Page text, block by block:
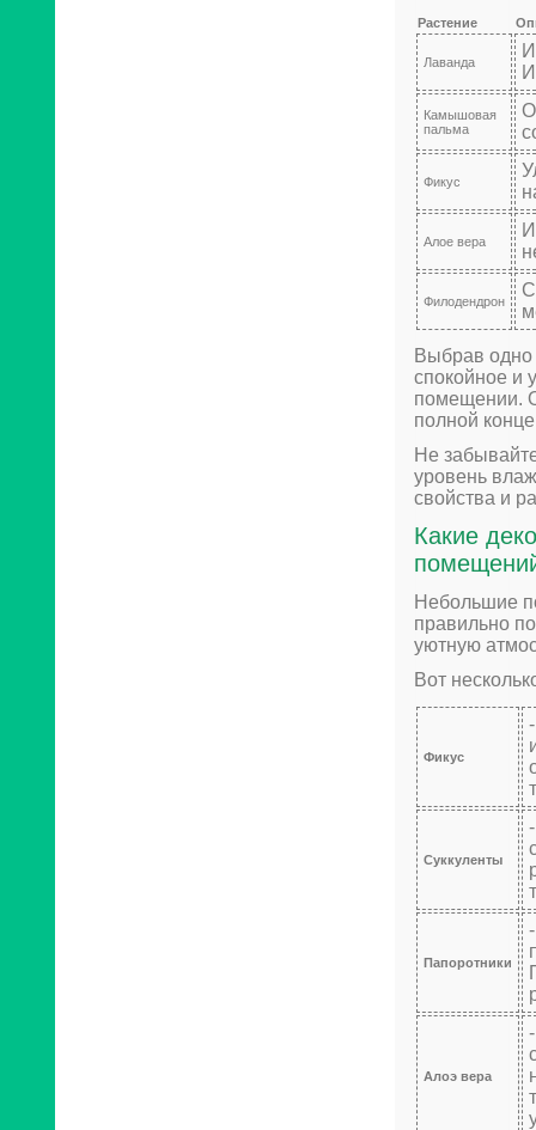
Растение
Лаванда
Камышовая
пальма
Фикус
Алое вера
Филодендрон
Выбрав одно
спокойное и
помещении.
полной
Не
уровень
свойства и
Какие
Небольшие
правильно
уютную
Вот
Фикус
Суккуленты
Папоротники
Алоэ вера